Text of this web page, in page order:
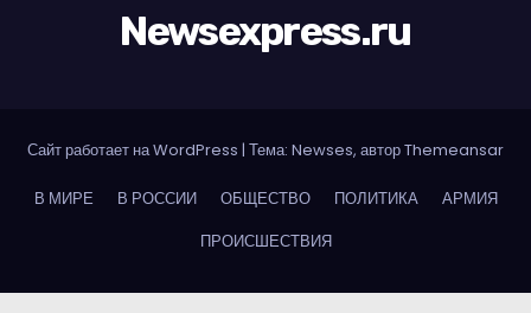
Newsexpress.ru
Сайт работает на WordPress | Тема: Newses, авторThemeansar
В МИРЕ В РОССИИ ОБЩЕСТВО ПОЛИТИКА
АРМИЯ
ПРОИСШЕСТВИЯ